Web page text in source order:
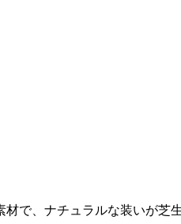
で、ナチュラルな装いが芝